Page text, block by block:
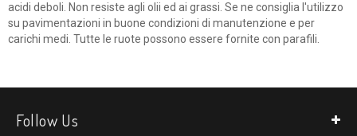
acidi deboli. Non resiste agli olii ed ai grassi. Se ne consiglia l'utilizzo
su pavimentazioni in buone condizioni di manutenzione e per
carichi medi. Tutte le ruote possono essere fornite con parafili.
Follow Us